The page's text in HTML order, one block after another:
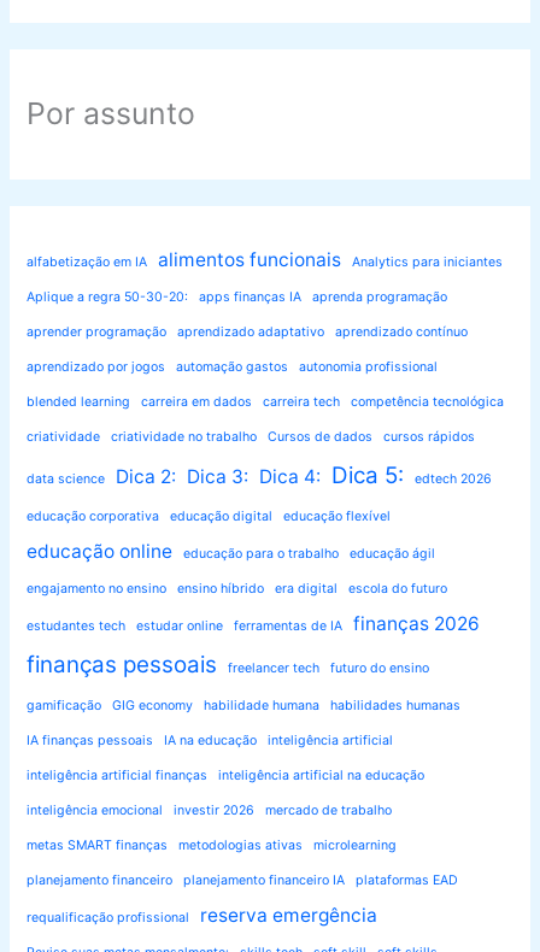
Por assunto
alfabetização em IA alimentos funcionais Analytics para iniciantes
Aplique a regra 50-30-20: apps finanças IA aprenda programação
aprender programação aprendizado adaptativo aprendizado contínuo
aprendizado por jogos automação gastos autonomia profissional
blended learning carreira em dados carreira tech competência tecnológica
criatividade criatividade no trabalho Cursos de dados cursos rápidos
data science Dica 2: Dica 3: Dica 4: Dica 5: edtech 2026
educação corporativa educação digital educação flexível
educação online educação para o trabalho educação ágil
engajamento no ensino ensino híbrido era digital escola do futuro
estudantes tech estudar online ferramentas de IA finanças 2026
finanças pessoais freelancer tech futuro do ensino
gamificação GIG economy habilidade humana habilidades humanas
IA finanças pessoais IA na educação inteligência artificial
inteligência artificial finanças inteligência artificial na educação
inteligência emocional investir 2026 mercado de trabalho
metas SMART finanças metodologias ativas microlearning
planejamento financeiro planejamento financeiro IA plataformas EAD
requalificação profissional reserva emergência